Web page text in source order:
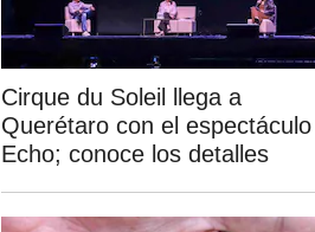
Cirque du Soleil llega a
Querétaro con el espectáculo
Echo; conoce los detalles